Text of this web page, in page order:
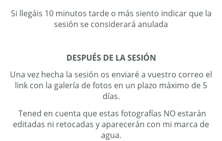
Si llegáis 10 minutos tarde o más siento indicar que la
sesión se considerará anulada
DESPUÉS DE LA SESIÓN
Una vez hecha la sesión os enviaré a vuestro correo el
link con la galería de fotos en un plazo máximo de 5
días.
Tened en cuenta que estas fotografías NO estarán
editadas ni retocadas y aparecerán con mi marca de
agua.